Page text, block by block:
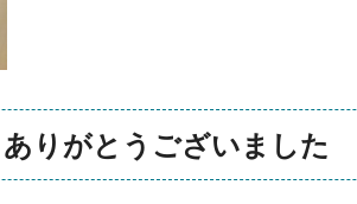
りがとうございました